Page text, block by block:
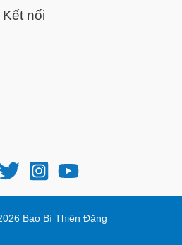
Kết nối
Bao Bì Thiên Đăng